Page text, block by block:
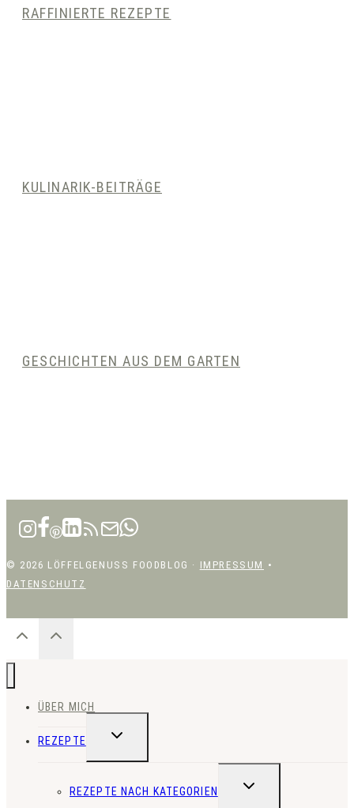
RAFFINIERTE REZEPTE
KULINARIK-BEITRÄGE
GESCHICHTEN AUS DEM GARTEN
© 2026 LÖFFELGENUSS FOODBLOG · IMPRESSUM •
DATENSCHUTZ
ÜBER MICH
REZEPTE
UNTERMENÜ
REZEPTE NACH KATEGORIEN
UNTERMENÜ